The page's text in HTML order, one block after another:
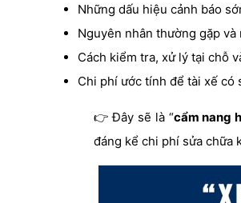
Những dấu hiệu cảnh báo
Nguyên nhân thường gặp
Cách kiểm tra, xử lý tại chỗ
Chi phí ước tính để tài xế có
👉 Đây sẽ là “cẩm nang
đáng kể chi phí sửa chữa